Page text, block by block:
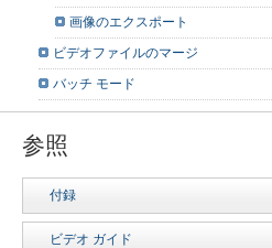
画像のエクスポート
ビデオファイルのマージ
バッチ モード
参照
付録
ビデオ ガイド